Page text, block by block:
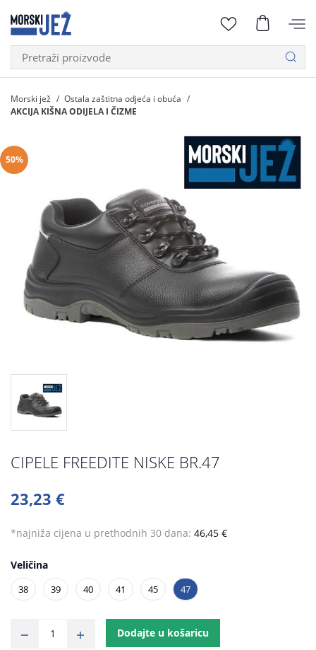
Morski jež Ostala zaštitna odjeća i obuća
AKCIJA KIŠNA ODIJELA I ČIZME
50%
CIPELE FREEDITE NISKE BR.47
23,23 €
*najniža cijena u prethodnih 30 dana: 46,45 €
Veličina
38 39 40 41 45 47
Dodajte u košaricu